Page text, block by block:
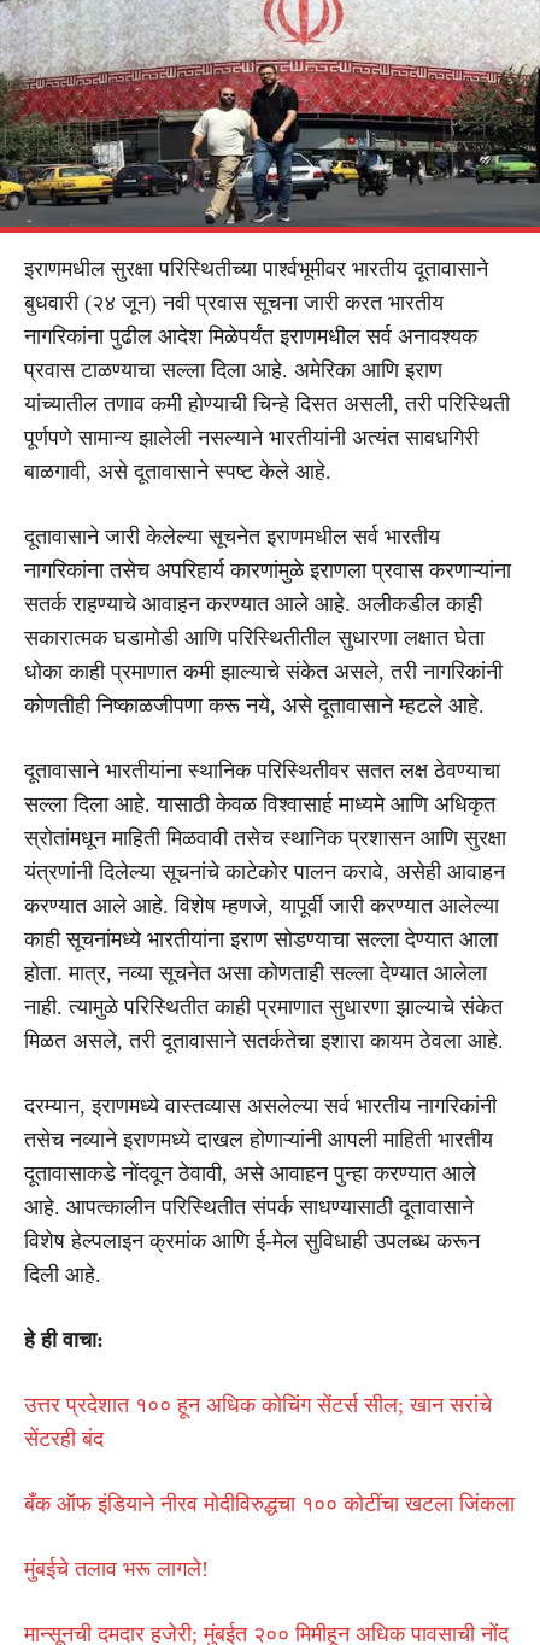
इराणमधील सुरक्षा परिस्थितीच्या पार्श्वभूमीवर भारतीय दूतावासाने
बुधवारी (२४ जून) नवी प्रवास सूचना जारी करत भारतीय
नागरिकांना पुढील आदेश मिळेपर्यंत इराणमधील सर्व अनावश्यक
प्रवास टाळण्याचा सल्ला दिला आहे. अमेरिका आणि इराण
यांच्यातील तणाव कमी होण्याची चिन्हे दिसत असली, तरी परिस्थिती
पूर्णपणे सामान्य झालेली नसल्याने भारतीयांनी अत्यंत सावधगिरी
बाळगावी, असे दूतावासाने स्पष्ट केले आहे.
दूतावासाने जारी केलेल्या सूचनेत इराणमधील सर्व भारतीय
नागरिकांना तसेच अपरिहार्य कारणांमुळे इराणला प्रवास करणाऱ्यांना
सतर्क राहण्याचे आवाहन करण्यात आले आहे. अलीकडील काही
सकारात्मक घडामोडी आणि परिस्थितीतील सुधारणा लक्षात घेता
धोका काही प्रमाणात कमी झाल्याचे संकेत असले, तरी नागरिकांनी
कोणतीही निष्काळजीपणा करू नये, असे दूतावासाने म्हटले आहे.
दूतावासाने भारतीयांना स्थानिक परिस्थितीवर सतत लक्ष ठेवण्याचा
सल्ला दिला आहे. यासाठी केवळ विश्वासार्ह माध्यमे आणि अधिकृत
स्रोतांमधून माहिती मिळवावी तसेच स्थानिक प्रशासन आणि सुरक्षा
यंत्रणांनी दिलेल्या सूचनांचे काटेकोर पालन करावे, असेही आवाहन
करण्यात आले आहे. विशेष म्हणजे, यापूर्वी जारी करण्यात आलेल्या
काही सूचनांमध्ये भारतीयांना इराण सोडण्याचा सल्ला देण्यात आला
होता. मात्र, नव्या सूचनेत असा कोणताही सल्ला देण्यात आलेला
नाही. त्यामुळे परिस्थितीत काही प्रमाणात सुधारणा झाल्याचे संकेत
मिळत असले, तरी दूतावासाने सतर्कतेचा इशारा कायम ठेवला आहे.
दरम्यान, इराणमध्ये वास्तव्यास असलेल्या सर्व भारतीय नागरिकांनी
तसेच नव्याने इराणमध्ये दाखल होणाऱ्यांनी आपली माहिती भारतीय
दूतावासाकडे नोंदवून ठेवावी, असे आवाहन पुन्हा करण्यात आले
आहे. आपत्कालीन परिस्थितीत संपर्क साधण्यासाठी दूतावासाने
विशेष हेल्पलाइन क्रमांक आणि ई-मेल सुविधाही उपलब्ध करून
दिली आहे.
हे ही वाचा:
उत्तर प्रदेशात १०० हून अधिक कोचिंग सेंटर्स सील; खान सरांचे
सेंटरही बंद
बँक ऑफ इंडियाने नीरव मोदीविरुद्धचा १०० कोटींचा खटला जिंकला
मुंबईचे तलाव भरू लागले!
मान्सूनची दमदार हजेरी; मुंबईत २०० मिमीहून अधिक पावसाची नोंद